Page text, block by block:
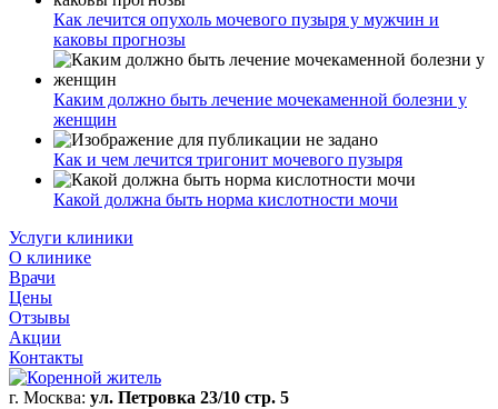
Как лечится опухоль мочевого пузыря у мужчин и
каковы прогнозы
Каким должно быть лечение мочекаменной болезни у
женщин
Как и чем лечится тригонит мочевого пузыря
Какой должна быть норма кислотности мочи
Услуги клиники
О клинике
Врачи
Цены
Отзывы
Акции
Контакты
г. Москва: ул. Петровка 23/10 стр. 5